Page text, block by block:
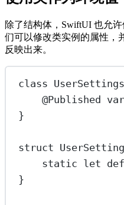
除了结构体，SwiftUI 也允
们可以修改类实例的属性，
反映出来。
class UserSettings
@Published
var
}
struct
static let
}